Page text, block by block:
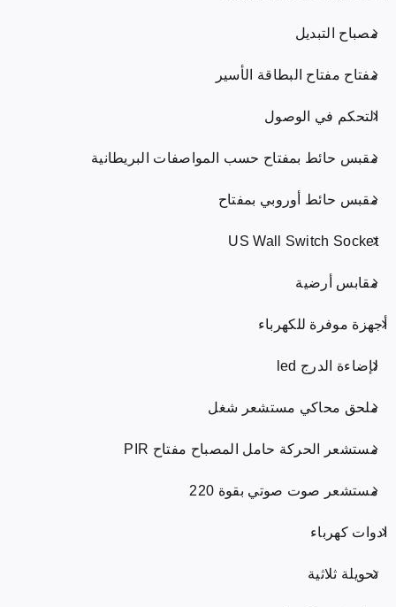
مصباح التبديل
مفتاح مفتاح البطاقة الأسير
التحكم في الوصول
مقبس حائط بمفتاح حسب المواصفات البريطانية
مقبس حائط أوروبي بمفتاح
US Wall Switch Socket
مقابس أرضية
أجهزة موفرة للكهرباء
لإضاءة الدرج led
ملحق محاكي مستشعر شغل
مستشعر الحركة حامل المصباح مفتاح PIR
مستشعر صوت صوتي بقوة 220
ادوات كهرباء
تحويلة ثلاثية